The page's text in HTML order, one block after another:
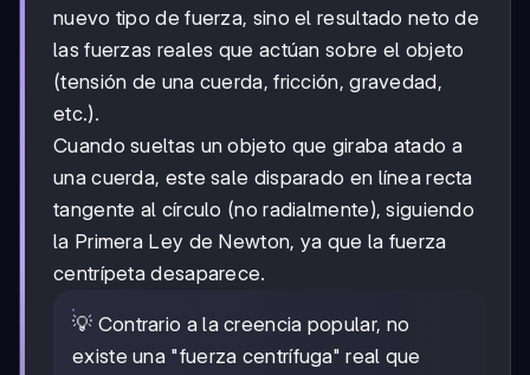
nuevo tipo de fuerza, sino el resultado neto de
las fuerzas reales que actúan sobre el objeto
(tensión de una cuerda, fricción, gravedad,
etc.).
Cuando sueltas un objeto que giraba atado a
una cuerda, este sale disparado en línea recta
tangente al círculo (no radialmente), siguiendo
la Primera Ley de Newton, ya que la fuerza
centrípeta desaparece.
💡 Contrario a la creencia popular, no
existe una "fuerza centrífuga" real que